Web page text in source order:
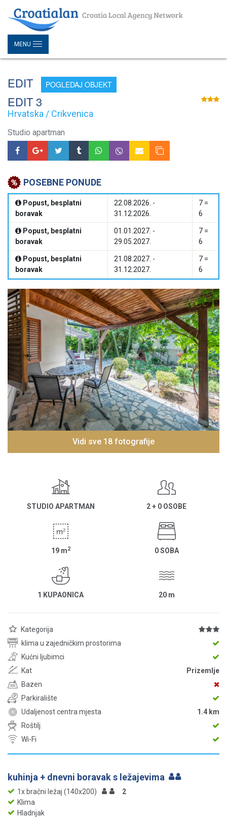
MENU
EDIT POGLEDAJ OBJEKT
EDIT 3
Hrvatska / Crikvenica
Studio apartman
POSEBNE PONUDE
Popust, besplatni
boravak
22.08.2026. -
31.12.2026.
7 =
6
Popust, besplatni
boravak
01.01.2027. -
29.05.2027.
7 =
6
Popust, besplatni
boravak
21.08.2027. -
31.12.2027.
7 =
6
Vidi sve 18 fotografije
STUDIO APARTMAN 2 + 0 OSOBE
19 m2 0 SOBA
1 KUPAONICA 20 m
Kategorija
klima u zajedničkim prostorima
Kućni ljubimci
Kat
Prizemlje
Bazen
Parkiralište
Udaljenost centra mjesta
1.4 km
Roštilj
Wi-Fi
kuhinja + dnevni boravak s ležajevima
1x bračni ležaj (140x200)
2
Klima
Hladnjak